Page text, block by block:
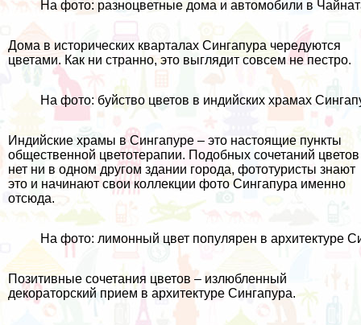
На фото: разноцветные дома и автомобили в
Дома в исторических кварталах Сингапура чередуются
цветами. Как ни странно, это выглядит совсем не пестро.
На фото: буйство цветов в индийских храмах
Индийские храмы в Сингапуре – это настоящие пункты
общественной цветотерапии. Подобных сочетаний цветов
нет ни в одном другом здании города, фототуристы знают
это и начинают свои коллекции фото Сингапура именно
отсюда.
На фото: лимонный цвет популярен в архитектуре
Позитивные сочетания цветов – излюбленный
декораторский прием в архитектуре Сингапура.